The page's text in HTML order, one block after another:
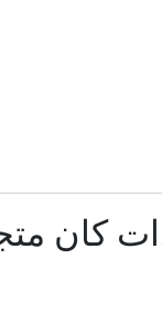
السلاح خارج سلطة